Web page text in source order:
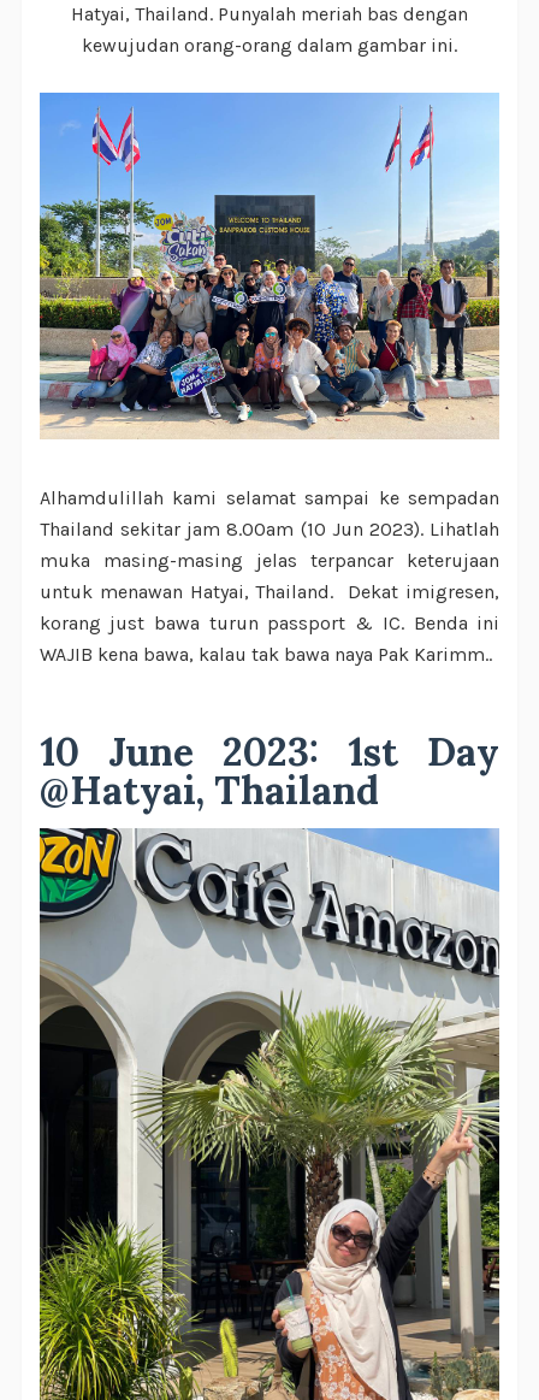
Hatyai, Thailand. Punyalah meriah bas dengan
kewujudan orang-orang dalam gambar ini.
Alhamdulillah kami selamat sampai ke sempadan
Thailand sekitar jam 8.00am (10 Jun 2023). Lihatlah
muka masing-masing jelas terpancar keterujaan
untuk menawan Hatyai, Thailand. Dekat imigresen,
korang just bawa turun passport & IC. Benda ini
WAJIB kena bawa, kalau tak bawa naya Pak Karimm..
10 June 2023: 1st Day
@Hatyai, Thailand